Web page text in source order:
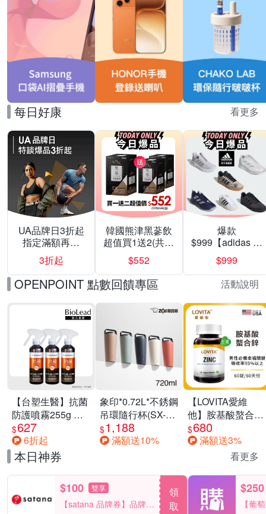
每日好康 看更多
UA品牌日3折起
指定滿額再折
200
3折起
韓國熊津黑蔘飲
超值買1送2(共24
入組)
$552
爆款
$999【adidas 愛
迪達】男/女 精選
運動鞋休閒鞋 任
選均一價
$999
OPENPOINT 點數回饋專區 活動說明
【台塑生醫】抗菌
防護噴霧255g 三
入組
$627
6折起
象印*0.72L*不銹鋼
吊環隨行杯(SX-
LA72H)
$1,188
滿額送10%
【LOVITA愛維
他】胺基酸螯合鋅
x2瓶30mg素食錠
(鋅錠)
$680
滿額送3%
本日神券 看更多
$100 雙享
【satana 品牌券】品牌週
領
取
$250
【葡